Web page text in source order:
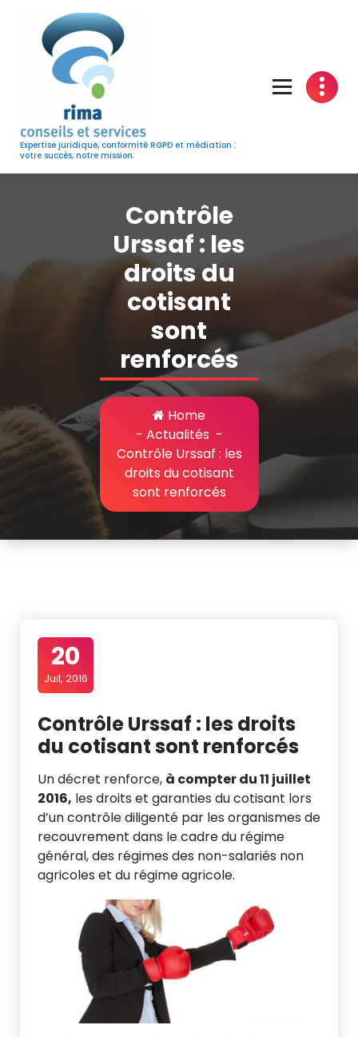
content
Expertise juridique, conformité RGPD et médiation :
votre succès, notre mission.
Contrôle
Urssaf : les
droits du
cotisant
sont
renforcés
Home
- Actualités-
Contrôle Urssaf : les
droits du cotisant
sont renforcés
20
Juil, 2016
Contrôle Urssaf : les droits
du cotisant sont renforcés
Un décret renforce, à compter du 11 juillet
2016, les droits et garanties du cotisant lors
d’un contrôle diligenté par les organismes de
recouvrement dans le cadre du régime
général, des régimes des non-salariés non
agricoles et du régime agricole.